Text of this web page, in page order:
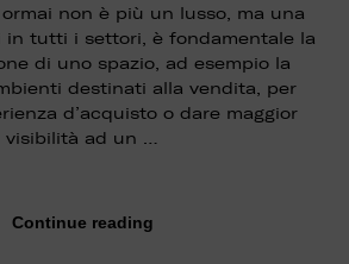
non è più un lusso, ma una
in tutti i settori, è fondamentale la
di uno spazio, ad esempio la
destinati alla vendita, per
d’acquisto o dare maggior
visibilità ad un …
Continue reading